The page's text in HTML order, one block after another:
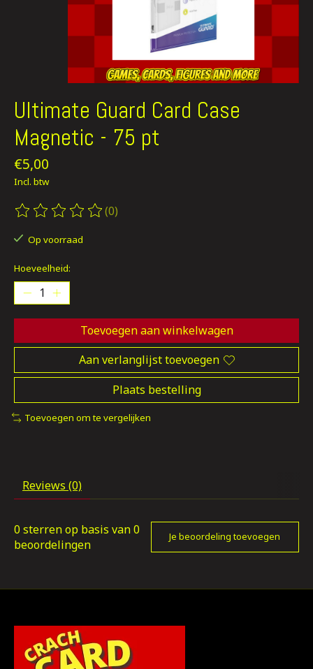
Ultimate Guard Card Case
Magnetic - 75 pt
€5,00
Incl. btw
De beoordeling van dit product is
(0)
Op voorraad
Hoeveelheid:
Toevoegen aan winkelwagen
Aan verlanglijst toevoegen
Plaats bestelling
Toevoegen om te vergelijken
Reviews (0)
0 sterren op basis van0
beoordelingen
Je beoordeling toevoegen